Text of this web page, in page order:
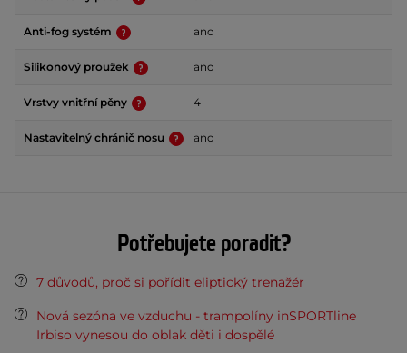
Anti-fog systém ano
Silikonový proužek ano
Vrstvy vnitřní pěny 4
Nastavitelný chránič nosu ano
Potřebujete poradit?
7 důvodů, proč si pořídit eliptický trenažér
Nová sezóna ve vzduchu - trampolíny inSPORTline
Irbiso vynesou do oblak děti i dospělé